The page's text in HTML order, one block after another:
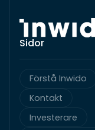
Sidor
Förstå Inwido
Kontakt
Investerare